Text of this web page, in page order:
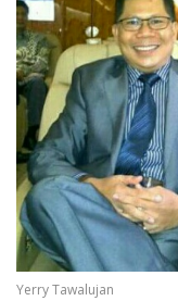
Yerry Tawalujan